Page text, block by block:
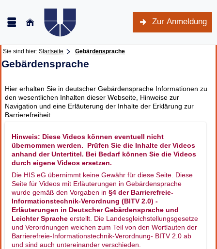
Zur Anmeldung
Sie sind hier: Startseite Gebärdensprache
Gebärdensprache
Hier erhalten Sie in deutscher Gebärdensprache Informationen zu
den wesentlichen Inhalten dieser Webseite, Hinweise zur
Navigation und eine Erläuterung der Inhalte der Erklärung zur
Barrierefreiheit.
Hinweis: Diese Videos können eventuell nicht
übernommen werden. Prüfen Sie die Inhalte der Videos
anhand der Untertitel. Bei Bedarf können Sie die Videos
durch eigene Videos ersetzen.
Die HIS eG übernimmt keine Gewähr für diese Seite. Diese
Seite für Videos mit Erläuterungen in Gebärdensprache
wurde gemäß den Vorgaben in §4 der Barrierefreie-
Informationstechnik-Verordnung (BITV 2.0) -
Erläuterungen in Deutscher Gebärdensprache und
Leichter Sprache erstellt. Die Landesgleichstellungsgesetze
und Verordnungen weichen zum Teil von den Wortlauten der
Barrierefreie-Informationstechnik-Verordnung- BITV 2.0 ab
und sind auch untereinander verschieden.